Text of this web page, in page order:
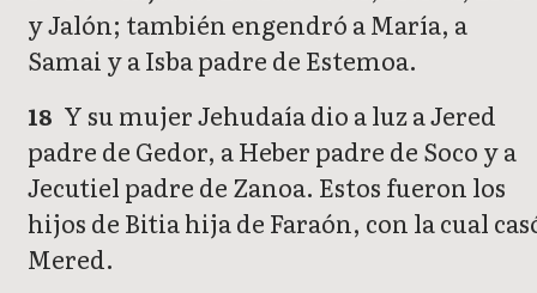
y Jalón; también engendró a María, a
Samai y a Isba padre de Estemoa.
18 Y su mujer Jehudaía dio a luz a Jered
padre de Gedor, a Heber padre de Soco y a
Jecutiel padre de Zanoa. Estos fueron los
hijos de Bitia hija de Faraón, con la cual
Mered.